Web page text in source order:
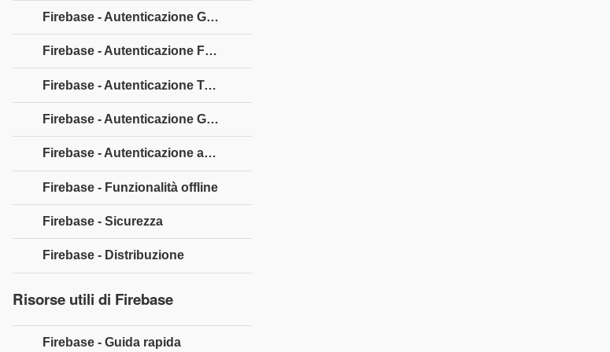
Firebase - Autenticazione Google
Firebase - Autenticazione Facebook
Firebase - Autenticazione Twitter
Firebase - Autenticazione Github
Firebase - Autenticazione anonima
Firebase - Funzionalità offline
Firebase - Sicurezza
Firebase - Distribuzione
Risorse utili di Firebase
Firebase - Guida rapida